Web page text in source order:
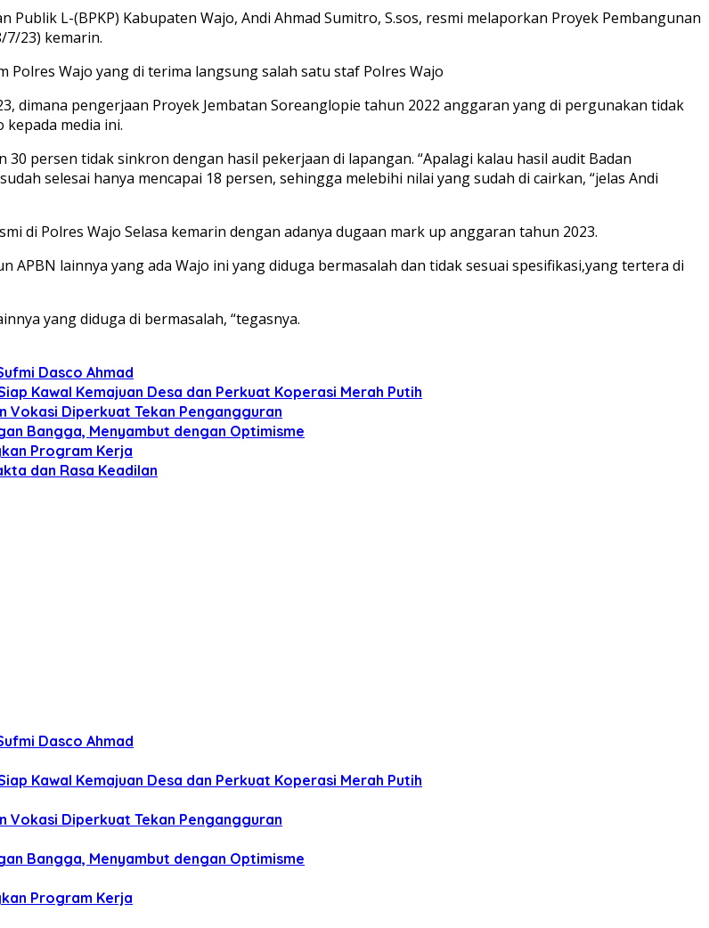
Publik L-(BPKP) Kabupaten Wajo, Andi Ahmad Sumitro, S.sos, resmi melaporkan Proyek Pembangunan
7/23) kemarin.
Wajo yang di terima langsung salah satu staf Polres Wajo
dimana pengerjaan Proyek Jembatan Soreanglopie tahun 2022 anggaran yang di pergunakan tidak
media ini.
persen tidak sinkron dengan hasil pekerjaan di lapangan. “Apalagi kalau hasil audit Badan
selesai hanya mencapai 18 persen, sehingga melebihi nilai yang sudah di cairkan, “jelas Andi
di Polres Wajo Selasa kemarin dengan adanya dugaan mark up anggaran tahun 2023.
lainnya yang ada Wajo ini yang diduga bermasalah dan tidak sesuai spesifikasi,yang tertera di
yang diduga di bermasalah, “tegasnya.
Dasco Ahmad
Kawal Kemajuan Desa dan Perkuat Koperasi Merah Putih
Vokasi Diperkuat Tekan Pengangguran
Bangga, Menyambut dengan Optimisme
Program Kerja
dan Rasa Keadilan
Dasco Ahmad
Kawal Kemajuan Desa dan Perkuat Koperasi Merah Putih
Vokasi Diperkuat Tekan Pengangguran
Bangga, Menyambut dengan Optimisme
Program Kerja